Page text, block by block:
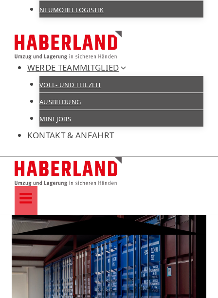
NEUMÖBELLOGISTIK
WERDE TEAMMITGLIED
VOLL- UND TEILZEIT
AUSBILDUNG
MINI JOBS
KONTAKT & ANFAHRT